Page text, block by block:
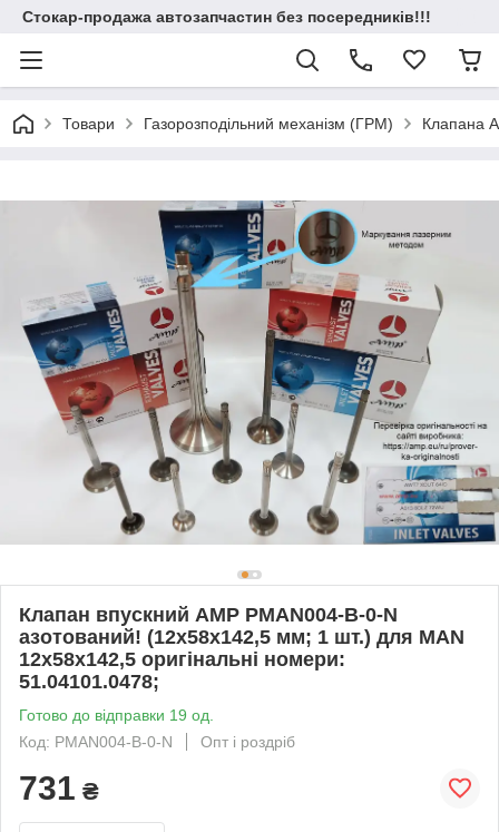
Стокар-продажа автозапчастин без посередників!!!
Товари Газорозподільний механізм (ГРМ) Клапана
Клапан впускний AMP PMAN004-B-0-N
азотований! (12х58х142,5 мм; 1 шт.) для MAN
12х58х142,5 оригінальні номери:
51.04101.0478;
Готово до відправки 19 од.
Код: PMAN004-B-0-N
Опт і роздріб
731 ₴